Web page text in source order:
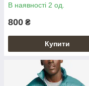
В наявності 2 од.
800 ₴
Купити